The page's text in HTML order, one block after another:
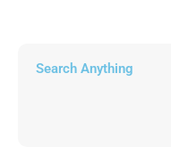
Search Anything